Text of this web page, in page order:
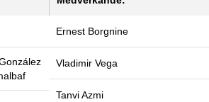
Ernest Borgnine
Vladimir Vega
Tanvi Azmi